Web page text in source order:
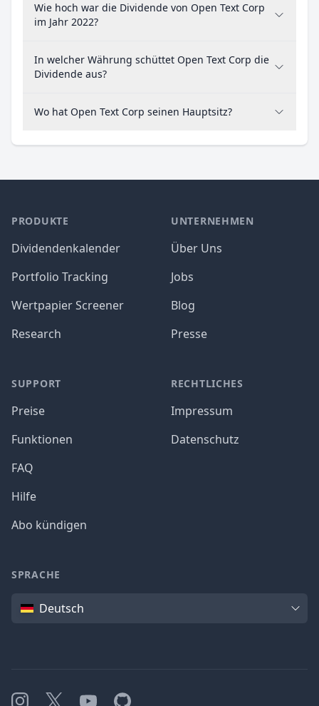
Wie hoch war die Dividende von Open Text Corp
im Jahr 2022?
In welcher Währung schüttet Open Text Corp die
Dividende aus?
Wo hat Open Text Corp seinen Hauptsitz?
PRODUKTE
Dividendenkalender
Portfolio Tracking
Wertpapier Screener
Research
SUPPORT
Preise
Funktionen
FAQ
Hilfe
Abo kündigen
UNTERNEHMEN
Über Uns
Jobs
Blog
Presse
RECHTLICHES
Impressum
Datenschutz
SPRACHE
SpracheDeutsch
Instagram
X YouTubeGitHub